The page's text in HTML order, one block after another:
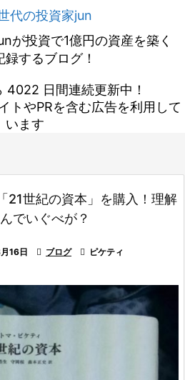
代の投資家jun
が投資で1億円の資産を築く
録するブログ！
日間連続更新中！
トやPRを含む広告を利用して
います
21世紀の資本」を購入！理解
でいぐべが？
16日  ブログ  ピケティ